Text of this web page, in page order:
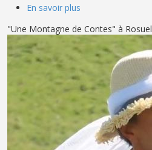
En savoir plus
"Une Montagne de Contes" à Rosuel
Main photo